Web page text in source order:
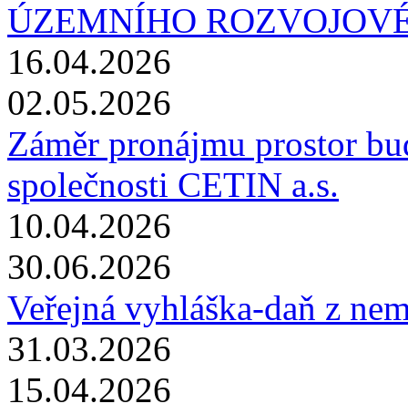
ÚZEMNÍHO
16.04.2026
02.05.2026
Záměr pronájmu prostor
společnosti CETIN a.s.
10.04.2026
30.06.2026
Veřejná vyhláška-daň z
31.03.2026
15.04.2026